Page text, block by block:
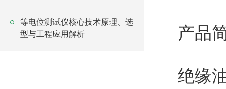
等电位测试仪核心技术原理、选
型与工程应用解析
产品
绝缘